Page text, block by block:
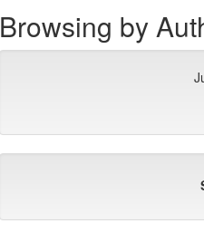
Browsing by